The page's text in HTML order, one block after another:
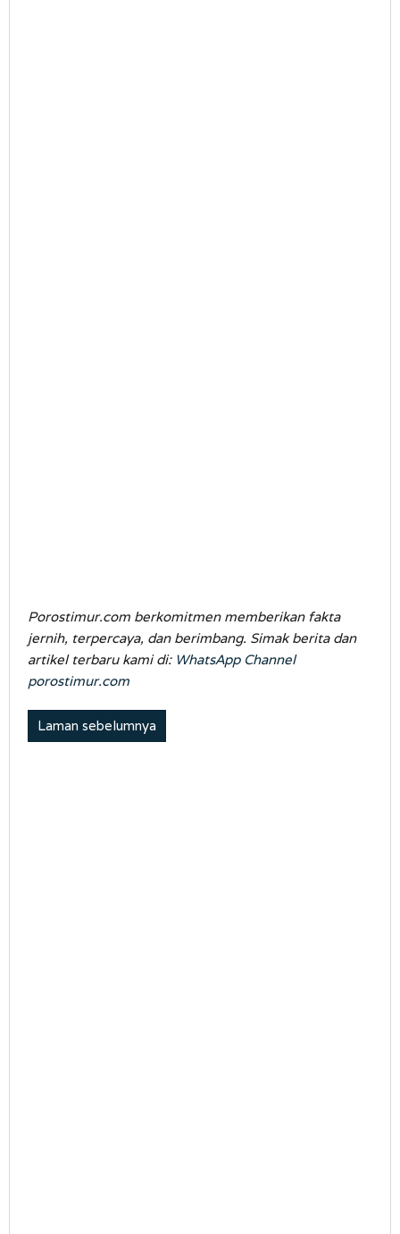
Porostimur.com berkomitmen memberikan fakta
jernih, terpercaya, dan berimbang. Simak berita dan
artikel terbaru kami di: WhatsApp Channel
porostimur.com
Laman sebelumnya